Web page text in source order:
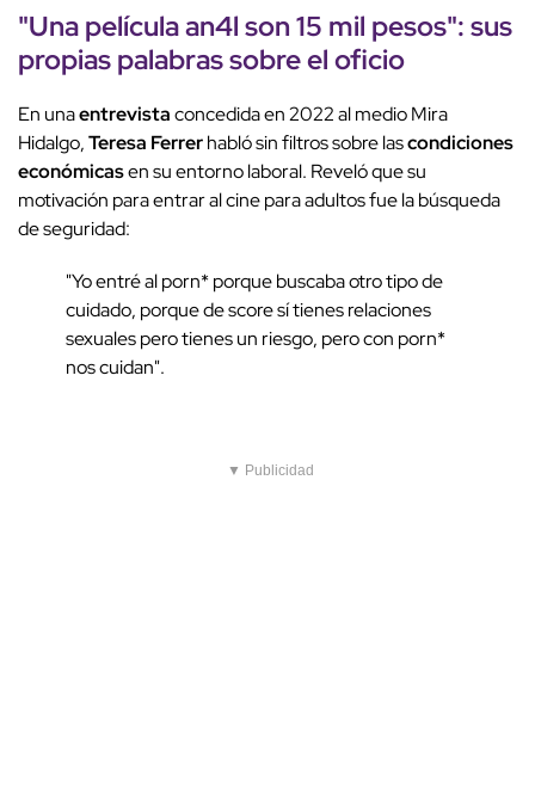
"Una película an4l son 15 mil pesos": sus
propias palabras sobre el oficio
En unaentrevistaconcedida en 2022 al medio Mira
Hidalgo,Teresa Ferrerhabló sin filtros sobre lascondiciones
económicasen su entorno laboral. Reveló que su
motivación para entrar al cine para adultos fue la búsqueda
de seguridad:
"Yo entré al porn* porque buscaba otro tipo de
cuidado, porque de score sí tienes relaciones
sexuales pero tienes un riesgo, pero con porn*
nos cuidan".
▼ Publicidad